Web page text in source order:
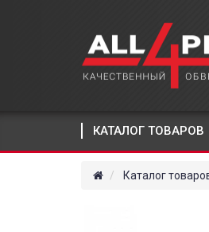
КАТАЛОГ ТОВАРОВ
Каталог